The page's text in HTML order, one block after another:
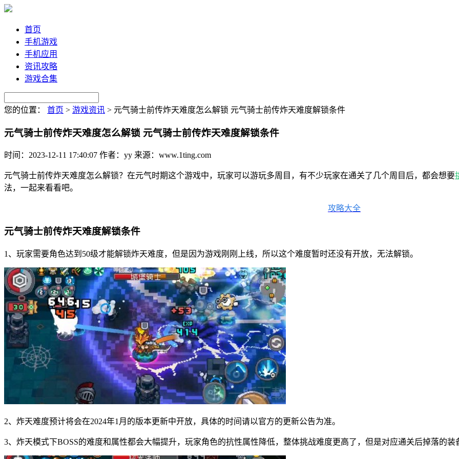
首页
手机游戏
手机应用
资讯攻略
游戏合集
您的位置： 首页 > 游戏资讯 > 元气骑士前传炸天难度怎么解锁 元气骑士前传炸天难度解锁条件
元气骑士前传炸天难度怎么解锁 元气骑士前传炸天难度解锁条件
时间：2023-12-11 17:40:07 作者：yy 来源：www.1ting.com
元气骑士前传炸天难度怎么解锁？在元气时期这个游戏中，玩家可以游玩多周目，有不少玩家在通关了几个周目后，都会想要
法，一起来看看吧。
攻略大全
元气骑士前传炸天难度解锁条件
1、玩家需要角色达到50级才能解锁炸天难度，但是因为游戏刚刚上线，所以这个难度暂时还没有开放，无法解锁。
2、炸天难度预计将会在2024年1月的版本更新中开放，具体的时间请以官方的更新公告为准。
3、炸天模式下BOSS的难度和属性都会大幅提升，玩家角色的抗性属性降低，整体挑战难度更高了，但是对应通关后掉落的装